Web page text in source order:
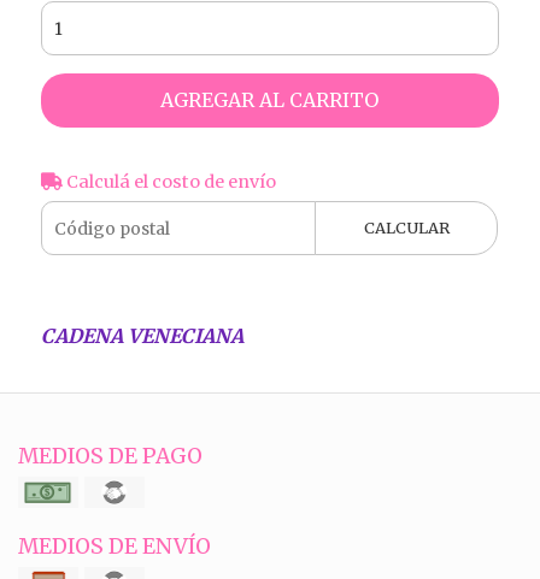
AGREGAR AL CARRITO
Calculá el costo de envío
CALCULAR
CADENA VENECIANA
MEDIOS DE PAGO
MEDIOS DE ENVÍO